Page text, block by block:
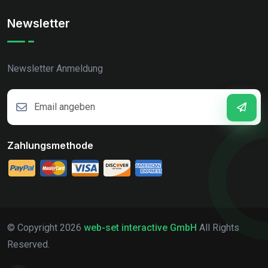
Newsletter
Newsletter Anmeldung
Zahlungsmethode
© Copyright 2026 web-set interactive GmbH All Rights
Reserved.